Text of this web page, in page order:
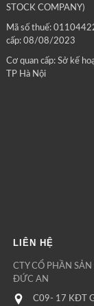
STOCK COMPANY)
Mã số thuế:
cấp: 08/08/2023
Cơ quan cấp: Sở kế
TP Hà Nội
LIÊN HỆ
CTY CỔ PHẦN
ĐỨC AN
C09- 17 KĐT